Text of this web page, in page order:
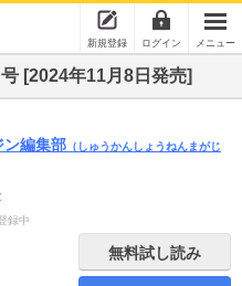
新規登録 ログイン メニュー
[2024年11月8日発売]
ン編集部 （しゅうかんしょうねんまがじ
録中
無料試し読み